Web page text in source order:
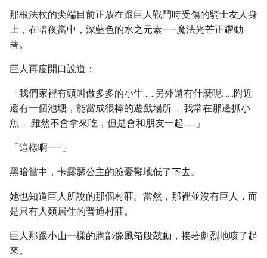
那根法杖的尖端目前正放在跟巨人戰鬥時受傷的騎士友人身
上，在暗夜當中，深藍色的水之元素——魔法光芒正耀動
著。
巨人再度開口說道：
「我們家裡有頭叫做多多的小牛……另外還有什麼呢……附近
還有一個池塘，能當成很棒的遊戲場所……我常在那邊抓小
魚……雖然不會拿來吃，但是會和朋友一起……」
「這樣啊——」
黑暗當中，卡露瑟公主的臉憂鬱地低了下去。
她也知道巨人所說的那個村莊。當然，那裡並沒有巨人，而
是只有人類居住的普通村莊。
巨人那跟小山一樣的胸部像風箱般鼓動，接著劇烈地咳了起
來。